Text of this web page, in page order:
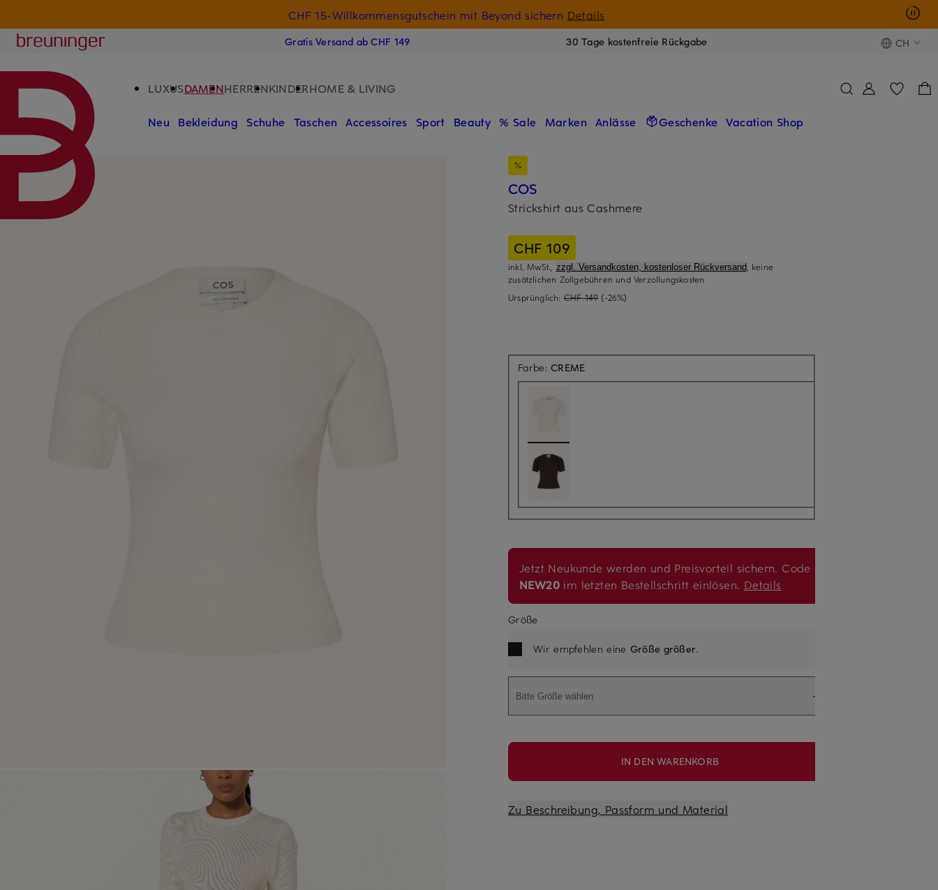
CHF 15-Willkommensgutschein mit Beyond sichern Details
Breuninger
Gratis Versand ab CHF 149 30 Tage kostenfreie Rückgabe CH
LUXUSDAMENHERRENKINDERHOME & LIVING
Neu Bekleidung Schuhe Taschen Accessoires Sport Beauty % Sale Marken Anlässe Geschenke Vacation Shop
COS
Strickshirt aus Cashmere
CHF 109
inkl. MwSt., zzgl. Versandkosten, kostenloser Rückversand, keine
zusätzlichen Zollgebühren und Verzollungskosten
Ursprünglich: CHF 149 (-26%)
Farbe:CREME
Jetzt Neukunde werden und Preisvorteil sichern. Code
NEW20 im letzten Bestellschritt einlösen. Details
Größe
Wir empfehlen eine Größe größer.
Bitte Größe wählen
IN DEN WARENKORB
Zu Beschreibung, Passform und Material